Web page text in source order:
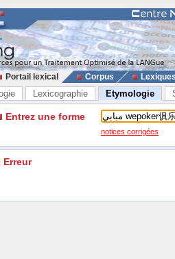
Portail lexical Corpus
Lexicographie Etymologie
Entrez une forme
notices corrigées
Erreur